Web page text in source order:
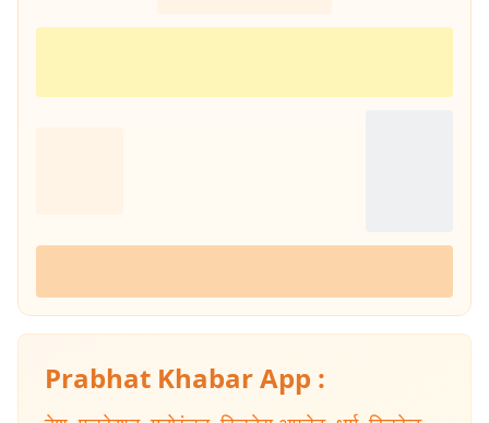
Prabhat Khabar App :